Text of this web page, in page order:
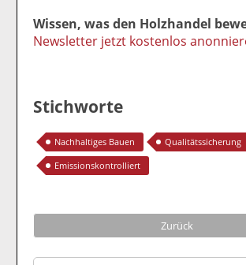
Wissen, was den Holzhandel
Newsletter jetzt kostenlos
Stichworte
Nachhaltiges Bauen
Qualitätssicherung
Emissionskontrolliert
Zurück